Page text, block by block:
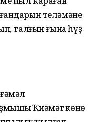
теләмәне
талғын ғына һүҙ
Ҡиәмәт көнө